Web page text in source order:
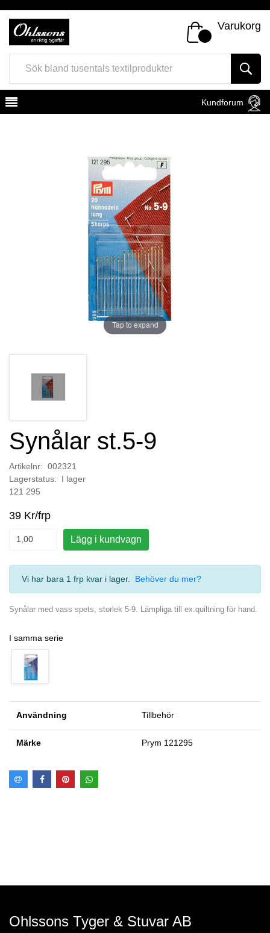
Varukorg
Kundforum
Tap to expand
Synålar st.5-9
Artikelnr: 002321
Lagerstatus: I lager
121 295
39 Kr/frp
Lägg i kundvagn
Vi har bara 1 frp kvar i lager. Behöver du mer?
Synålar med vass spets, storlek 5-9. Lämpliga till ex.quiltning för hand.
I samma serie
Användning Tillbehör
Märke Prym 121295
Ohlssons Tyger & Stuvar AB